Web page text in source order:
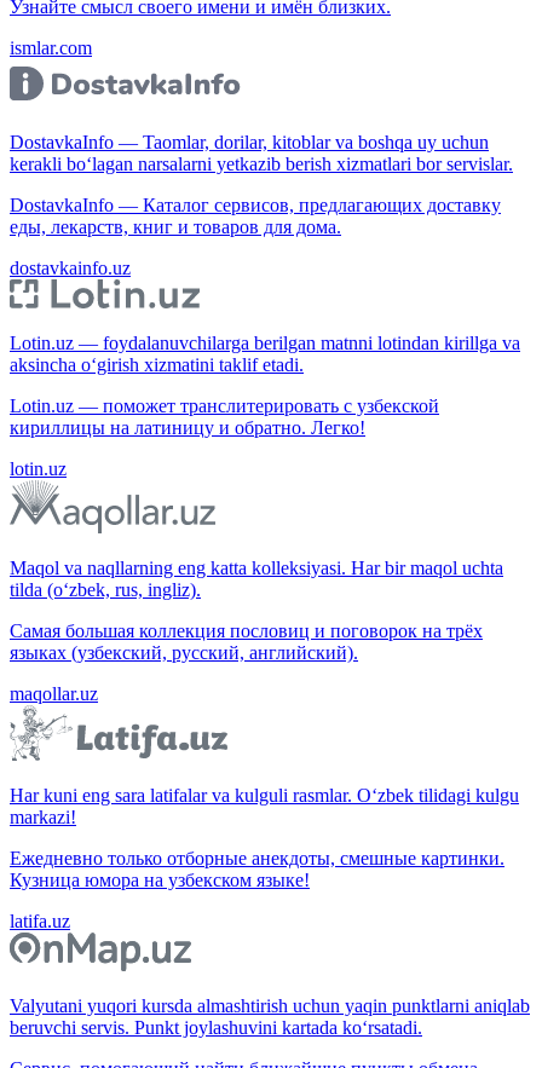
Узнайте смысл своего имени и имён близких.
ismlar.com
DostavkaInfo — Taomlar, dorilar, kitoblar va boshqa uy uchun
kerakli bo‘lagan narsalarni yetkazib berish xizmatlari bor servislar.
DostavkaInfo — Каталог сервисов, предлагающих доставку
еды, лекарств, книг и товаров для дома.
dostavkainfo.uz
Lotin.uz — foydalanuvchilarga berilgan matnni lotindan kirillga va
aksincha o‘girish xizmatini taklif etadi.
Lotin.uz — поможет транслитерировать с узбекской
кириллицы на латиницу и обратно. Легко!
lotin.uz
Maqol va naqllarning eng katta kolleksiyasi. Har bir maqol uchta
tilda (o‘zbek, rus, ingliz).
Самая большая коллекция пословиц и поговорок на трёх
языках (узбекский, русский, английский).
maqollar.uz
Har kuni eng sara latifalar va kulguli rasmlar. O‘zbek tilidagi kulgu
markazi!
Ежедневно только отборные анекдоты, смешные картинки.
Кузница юмора на узбекском языке!
latifa.uz
Valyutani yuqori kursda almashtirish uchun yaqin punktlarni aniqlab
beruvchi servis. Punkt joylashuvini kartada ko‘rsatadi.